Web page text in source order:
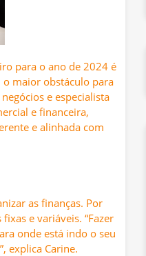
para o ano de 2024 é
o maior obstáculo para
e especialista
e financeira,
e alinhada com
as finanças. Por
e variáveis. “Fazer
onde está indo o seu
explica Carine.